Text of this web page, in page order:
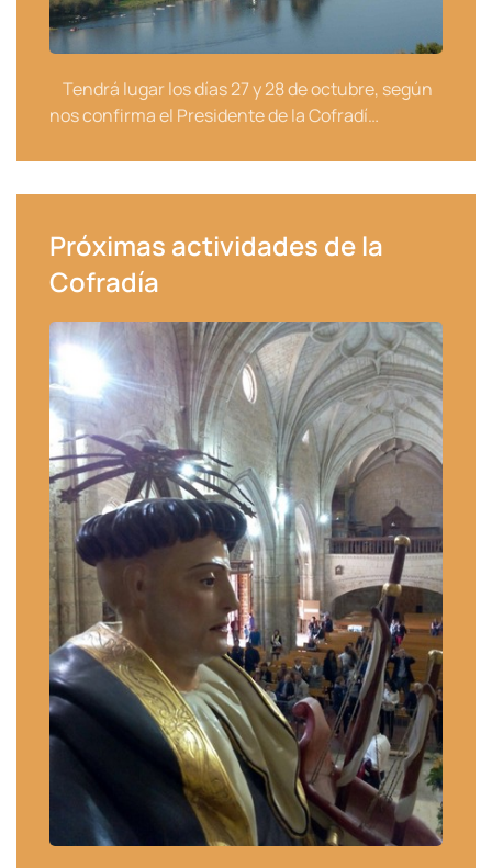
Tendrá lugar los días 27 y 28 de octubre, según
nos confirma el Presidente de la Cofradí…
Próximas actividades de la
Cofradía